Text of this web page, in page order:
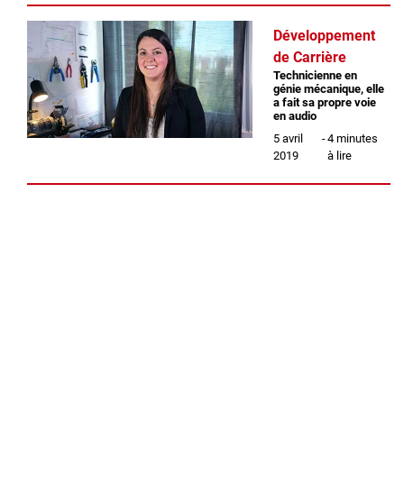
Inscrivez-vous à l'infolettre
Employeurs
Publiez une offre d'emploi
Développement
de Carrière
Technicienne en
génie mécanique, elle
a fait sa propre voie
en audio
5 avril
2019
-4 minutes
à lire